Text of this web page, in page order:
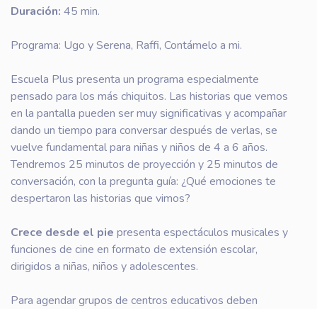
Duración: 45 min.
Programa: Ugo y Serena, Raffi, Contámelo a mi.
Escuela Plus presenta un programa especialmente
pensado para los más chiquitos. Las historias que vemos
en la pantalla pueden ser muy significativas y acompañar
dando un tiempo para conversar después de verlas, se
vuelve fundamental para niñas y niños de 4 a 6 años.
Tendremos 25 minutos de proyección y 25 minutos de
conversación, con la pregunta guía: ¿Qué emociones te
despertaron las historias que vimos?
Crece desde el pie presenta espectáculos musicales y
funciones de cine en formato de extensión escolar,
dirigidos a niñas, niños y adolescentes.
Para agendar grupos de centros educativos deben